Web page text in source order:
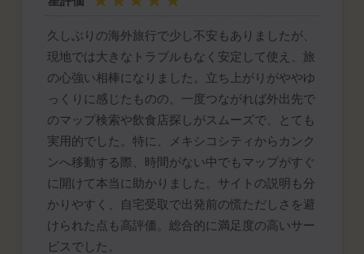
久しぶりの海外旅行で少し不安もありましたが、
現地では大きなトラブルもなく安定して使え、旅
の心強い相棒になりました。立ち上がりがややゆ
っくりに感じたものの、一度つながれば外出先で
のマップ検索や飲食店探しがスムーズで、とても
実用的でした。特に、メキシコシティからカンク
ンへ移動する際、時間がない中でもマップがすぐ
に開けて本当に助かりました。サイトの説明も分
かりやすく、自宅受取で出発前の慌ただしさを避
けられた点も高評価。総合的に満足度の高いサー
ビスでした。